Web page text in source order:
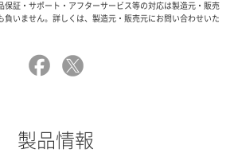
保証・サポート・アフターサービス等の対応は製造元・販売
負いません。詳しくは、製造元・販売元にお問い合わせいた
製品情報